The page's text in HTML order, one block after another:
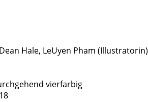
Hale, LeUyen Pham (Illustratorin)
vierfarbig